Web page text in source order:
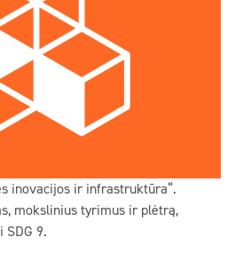
inovacijos ir infrastruktūra“.
mokslinius tyrimus ir plėtrą,
9.